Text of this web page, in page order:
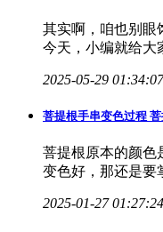
其实啊，咱也别眼
今天，小编就给大
2025-05-29 01:34:07
菩提根手串变色过程
菩提根原本的颜色
变色好，那还是要
2025-01-27 01:27:24